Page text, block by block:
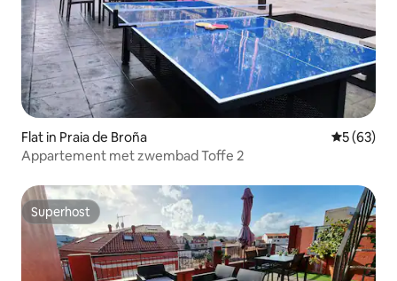
Flat in Praia de Broña
5 (63)
Appartement met zwembad Toffe 2
Superhost
Superhost